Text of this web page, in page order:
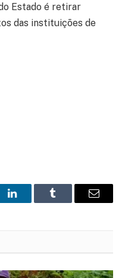
Estado é retirar
das instituições de
LinkedInTumblr Email